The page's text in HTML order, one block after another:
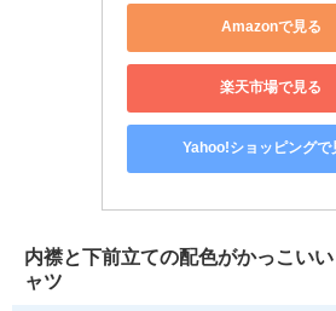
Amazonで見る
楽天市場で見る
Yahoo!ショッピングで
内襟と下前立ての配色がかっこい
ャツ